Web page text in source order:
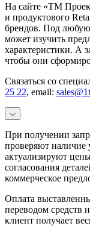
На сайте «ТМ
и продуктового
брендов. Под
может изучить
характеристики. А
чтобы они
Связаться со
25 22, email:
При получении
проверяют наличие
актуализируют
согласования
коммерческое
Оплата
переводом средств
клиент получает